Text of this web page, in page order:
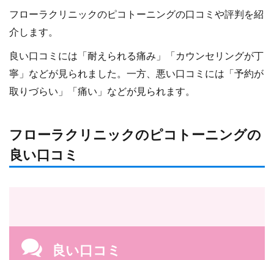
フローラクリニックのピコトーニングの口コミや評判を紹
介します。
良い口コミには「耐えられる痛み」「カウンセリングが丁
寧」などが見られました。一方、悪い口コミには「予約が
取りづらい」「痛い」などが見られます。
フローラクリニックのピコトーニングの
良い口コミ
良い口コミ